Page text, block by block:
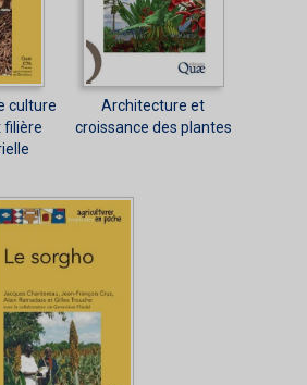
culture
filière
Architecture et
croissance des plantes